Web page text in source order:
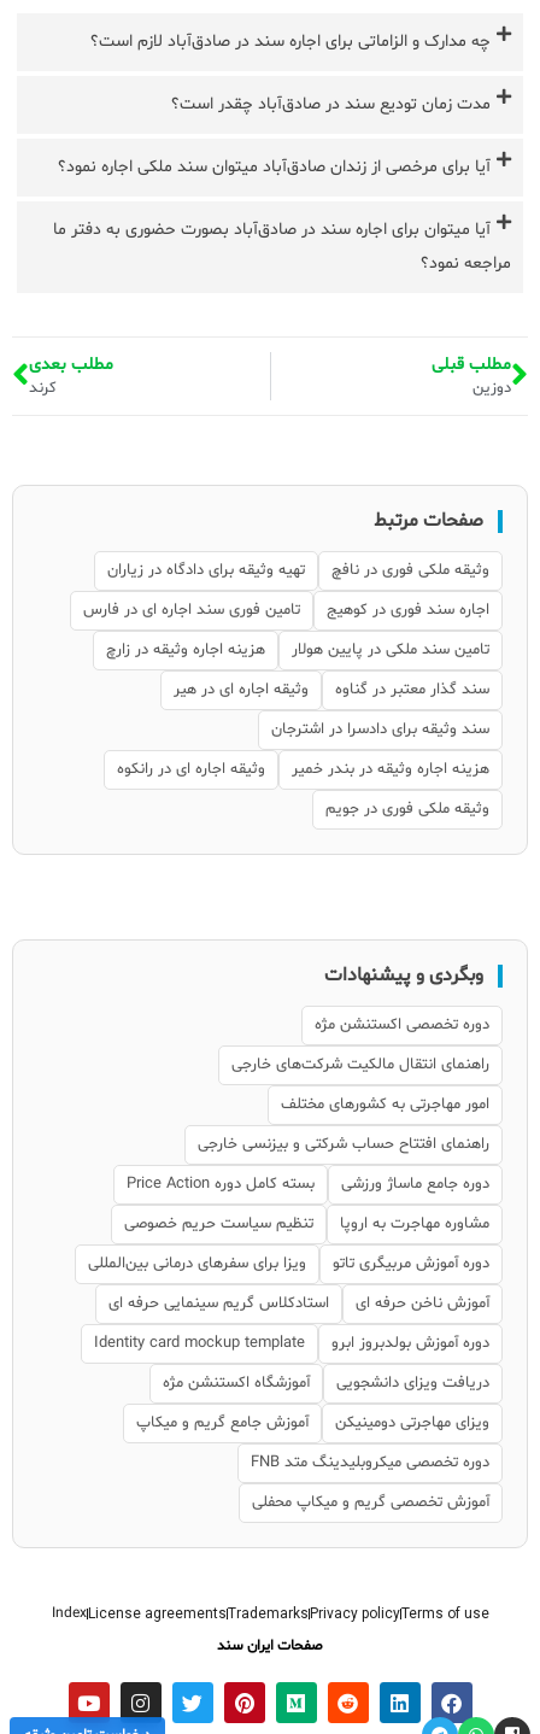
چه مدارک و الزاماتی برای اجاره سند در صادق‌آباد لازم است؟
مدت زمان تودیع سند در صادق‌آباد چقدر است؟
آیا برای مرخصی از زندان صادق‌آباد میتوان سند ملکی اجاره نمود؟
آیا میتوان برای اجاره سند در صادق‌آباد بصورت حضوری به دفتر ما
مراجعه نمود؟
مطلب قبلی
دوزین
مطلب بعدی
کرند
صفحات مرتبط
وثیقه ملکی فوری در نافچ
تهیه وثیقه برای دادگاه در زیاران
اجاره سند فوری در کوهیج
تامین فوری سند اجاره ای در فارس
تامین سند ملکی در پایین هولار
هزینه اجاره وثیقه در زارچ
سند گذار معتبر در گناوه
وثیقه اجاره ای در هیر
سند وثیقه برای دادسرا در اشترجان
هزینه اجاره وثیقه در بندر خمیر
وثیقه اجاره ای در رانکوه
وثیقه ملکی فوری در جویم
وبگردی و پیشنهادات
دوره تخصصی اکستنشن مژه
راهنمای انتقال مالکیت شرکت‌های خارجی
امور مهاجرتی به کشورهای مختلف
راهنمای افتتاح حساب شرکتی و بیزنسی خارجی
دوره جامع ماساژ ورزشی
بسته کامل دوره Price Action
مشاوره مهاجرت به اروپا
تنظیم سیاست حریم خصوصی
دوره آموزش مربیگری تاتو
ویزا برای سفرهای درمانی بین‌المللی
آموزش ناخن حرفه ای
استادکلاس گریم سینمایی حرفه ای
دوره آموزش بولدبروز ابرو
Identity card mockup template
دریافت ویزای دانشجویی
آموزشگاه اکستنشن مژه
ویزای مهاجرتی دومینیکن
آموزش جامع گریم و میکاپ
دوره تخصصی میکروبلیدینگ متد FNB
آموزش تخصصی گریم و میکاپ محفلی
Terms of use
Privacy policy
Trademarks
License agreements
Index
صفحات ایران سند